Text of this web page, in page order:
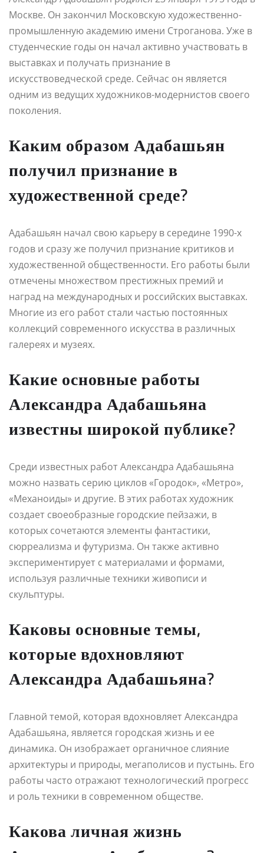
Москве. Он закончил Московскую художественно-
промышленную академию имени Строганова. Уже в
студенческие годы он начал активно участвовать в
выставках и получать признание в
искусствоведческой среде. Сейчас он является
одним из ведущих художников-модернистов своего
поколения.
Каким образом Адабашьян
получил признание в
художественной среде?
Адабашьян начал свою карьеру в середине 1990-х
годов и сразу же получил признание критиков и
художественной общественности. Его работы были
отмечены множеством престижных премий и
наград на международных и российских выставках.
Многие из его работ стали частью постоянных
коллекций современного искусства в различных
галереях и музеях.
Какие основные работы
Александра Адабашьяна
известны широкой публике?
Среди известных работ Александра Адабашьяна
можно назвать серию циклов «Городок», «Метро»,
«Механоиды» и другие. В этих работах художник
создает своеобразные городские пейзажи, в
которых сочетаются элементы фантастики,
сюрреализма и футуризма. Он также активно
экспериментирует с материалами и формами,
используя различные техники живописи и
скульптуры.
Каковы основные темы,
которые вдохновляют
Александра Адабашьяна?
Главной темой, которая вдохновляет Александра
Адабашьяна, является городская жизнь и ее
динамика. Он изображает органичное слияние
архитектуры и природы, мегаполисов и пустынь. Его
работы часто отражают технологический прогресс
и роль техники в современном обществе.
Какова личная жизнь